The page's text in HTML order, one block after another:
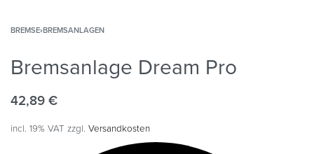
BREMSE›BREMSANLAGEN
Bremsanlage Dream Pro
42,89 €
incl. 19% VAT zzgl. Versandkosten